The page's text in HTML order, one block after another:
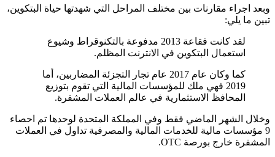
وبعد اجراء مقارنات بين مختلف المراحل التي شهدتها حياة البتكوين،
تبين ما يلي:
لقد كانت فقاعة 2013 مدفوعة بالتكنوقراط وشيوع
استعمال البتكوين في الانترنت المظلم.
كما وكان عام 2017 عام تجار التجزئة المضاربين، أما
2019 فهي ملك للمؤسسات المالية التي تقوم بتوزيع
المحافظ الاستثمارية في عالم العملات المشفرة.
وخلال الشهر الماضي فقط وفي المملكة المتحدة لوحدها تم احصاء
9 مؤسسات مالية للخدمات المالية والمصرفية تداول في العملات
المشفرة خارج بورصة OTC.